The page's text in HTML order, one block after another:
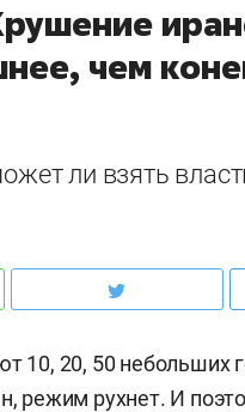
чем
ли взять
10, 20, 50 небольших
режим рухнет. И